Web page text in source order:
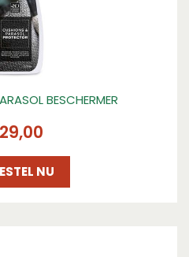
BESCHERMER
29,00
NU